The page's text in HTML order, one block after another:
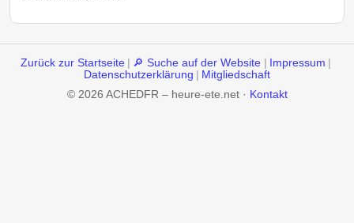
Zurück zur Startseite 🔎 Suche auf der Website Impressum
Datenschutzerklärung
Mitgliedschaft
© 2026 ACHEDFR – heure-ete.net · Kontakt